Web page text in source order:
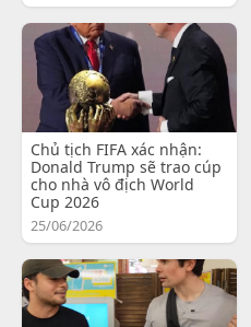
Chủ tịch FIFA xác nhận:
Donald Trump sẽ trao cúp
cho nhà vô địch World
Cup 2026
25/06/2026